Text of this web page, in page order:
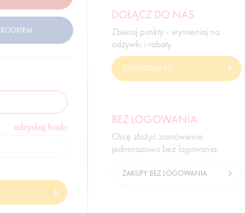
odzyskaj hasło
DOŁĄCZ DO NAS
Zbieraj punkty - wymieniaj na
odżywki i rabaty.
ZAREJESTRUJ SIĘ
BEZ LOGOWANIA
Chcę złożyć zamówienie
jednorazowo bez logowania.
ZAKUPY BEZ LOGOWANIA